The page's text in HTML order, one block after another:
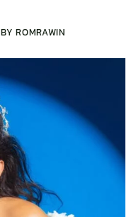
BYROMRAWIN